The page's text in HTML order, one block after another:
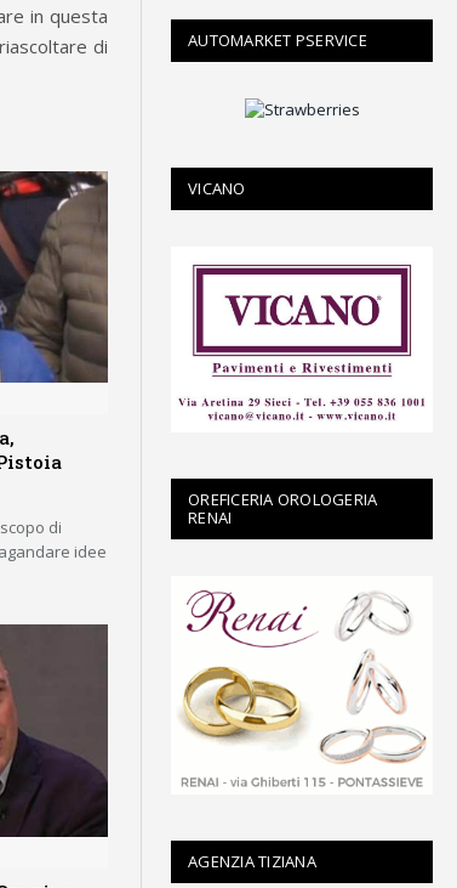
in questa
di
di
idee
AUTOMARKET PSERVICE
VICANO
OREFICERIA OROLOGERIA
RENAI
AGENZIA TIZIANA